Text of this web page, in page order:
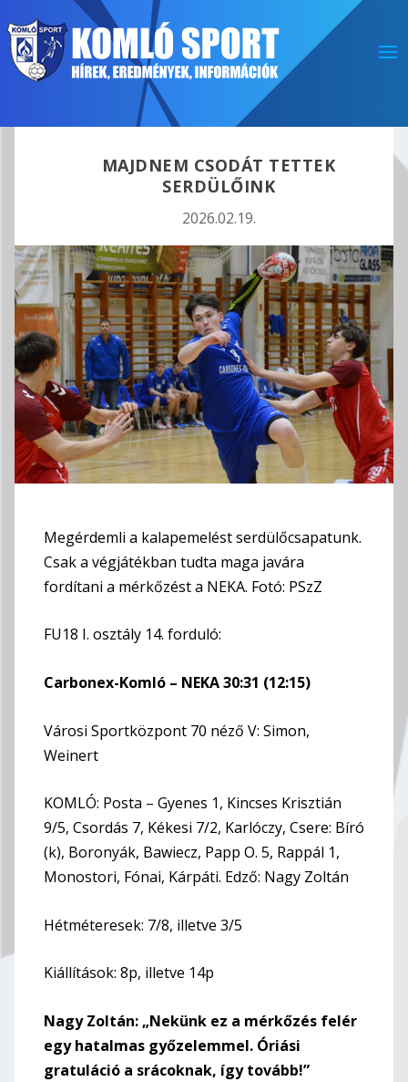
MAJDNEM CSODÁT TETTEK
SERDÜLŐINK
2026.02.19.
Megérdemli a kalapemelést serdülőcsapatunk.
Csak a végjátékban tudta maga javára
fordítani a mérkőzést a NEKA. Fotó: PSzZ
FU18 I. osztály 14. forduló:
Carbonex-Komló – NEKA 30:31 (12:15)
Városi Sportközpont 70 néző V: Simon,
Weinert
KOMLÓ: Posta – Gyenes 1, Kincses Krisztián
9/5, Csordás 7, Kékesi 7/2, Karlóczy, Csere: Bíró
(k), Boronyák, Bawiecz, Papp O. 5, Rappál 1,
Monostori, Fónai, Kárpáti. Edző: Nagy Zoltán
Hétméteresek: 7/8, illetve 3/5
Kiállítások: 8p, illetve 14p
Nagy Zoltán: „Nekünk ez a mérkőzés felér
egy hatalmas győzelemmel. Óriási
gratuláció a srácoknak, így tovább!”